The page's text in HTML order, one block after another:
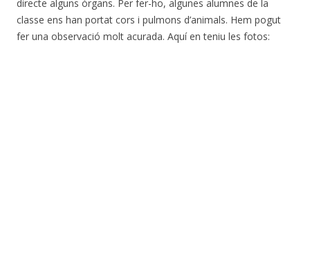
directe alguns òrgans. Per fer-ho, algunes alumnes de la
classe ens han portat cors i pulmons d’animals. Hem pogut
fer una observació molt acurada. Aquí en teniu les fotos: